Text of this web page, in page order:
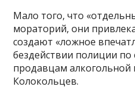
Мало того, что
мораторий, они
создают «ложное
бездействии полиции
продавцам алкогольной
Колокольцев.